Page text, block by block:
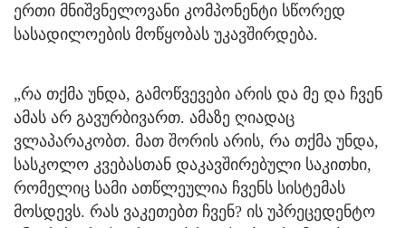
ერთი მნიშვნელოვანი კომპონენტი სწორედ
სასადილოების მოწყობას უკავშირდება.
„რა თქმა უნდა, გამოწვევები არის და მე და ჩვენ
ამას არ გავურბივართ. ამაზე ღიადაც
ვლაპარაკობთ. მათ შორის არის, რა თქმა უნდა,
სასკოლო კვებასთან დაკავშირებული საკითხი,
რომელიც სამი ათწლეულია ჩვენს სისტემას
მოსდევს. რას ვაკეთებთ ჩვენ? ის უპრეცედენტო